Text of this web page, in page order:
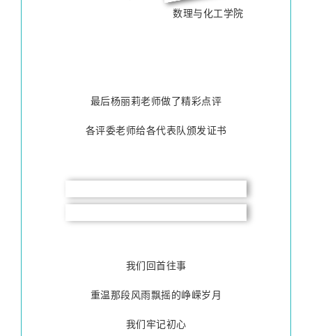
数理与化工学院
最后杨丽莉老师做了精彩点评
各评委老师给各代表队颁发证书
我们回首往事
重温那段风雨飘摇的峥嵘岁月
我们牢记初心